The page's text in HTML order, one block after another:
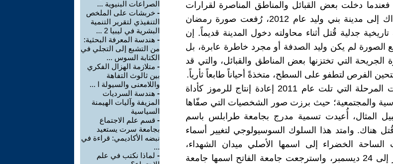
فعندما دخلت بعض القبائل والمناطق المناصرة لقرارات
المؤتمر الوطني العام آنذاك إلى مدينة بني وليد عام 2012، رُفعت صورة رمضان
جدلية قُتل أثناء محاولته دخول المدينة قديماً. إن
الصورة لم يكن وليد الصدفة أو مجرد خاطرة عابرة، بل
الجريحة التي تختزنها بعض المناطق والقبائل، والتي قد
الفرص لتطفو على السطح، متخذةً أحياناً طابعاً ثأرياً.
وفي سياق متصل، شهدت المرحلة التي تلت عام 2011 إعادة إنتاج للرموز كأداة
والمجتمعية؛ حيث برزت صور الشخصيات التي صفّاها
المثال، أُعيدت تسمية مدرج بجامعة طرابلس باسم
هناك. وامتد هذا السلوك السوسيولوجي لتغيير أسماء
الساحة الخضراء إلى اسمها الأصلي ميدان الشهداء،
وتحول شارع أول سبتمبر إلى 24 ديسمبر، واسترجعت جامعة الفاتح اسمها جامعة
الصراعات البنيوية ...
- خربشات على الملخص
التنفيذي لتقرير التنمية
البشرية في ليبيا 2 ...
- هندسة المعرفة البحثية:
من التشبع إلى التجلي في
الكتابة السوس ...
- متلازمة الهزال الفكري
بين ثالوث التفاهة
واللامعنى والسيولة ا ...
- هندسة السرديات
المزيفة وآليات الهيمنة
السياسية
- قسم علم الاجتماع
بجامعة سرت يستعيد
نبضه الأكاديمي: قراءة في
...
- لماذا نكتب في علم